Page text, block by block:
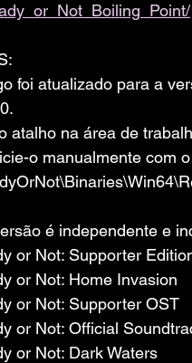
foi atualizado para a
atalho na área de
o manualmente com
é independente e
or Not: Supporter
or Not: Home Invasion
or Not: Supporter OST
or Not: Official
or Not: Dark Waters